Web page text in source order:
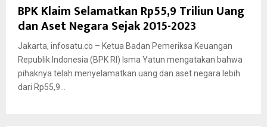
BPK Klaim Selamatkan Rp55,9 Triliun Uang
dan Aset Negara Sejak 2015-2023
Jakarta, infosatu.co – Ketua Badan Pemeriksa Keuangan
Republik Indonesia (BPK RI) Isma Yatun mengatakan bahwa
pihaknya telah menyelamatkan uang dan aset negara lebih
dari Rp55,9...